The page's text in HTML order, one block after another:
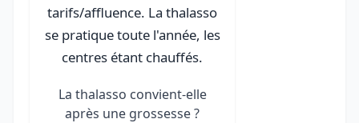
tarifs/affluence. La thalasso
se pratique toute l'année, les
centres étant chauffés.
La thalasso convient-elle
après une grossesse ?